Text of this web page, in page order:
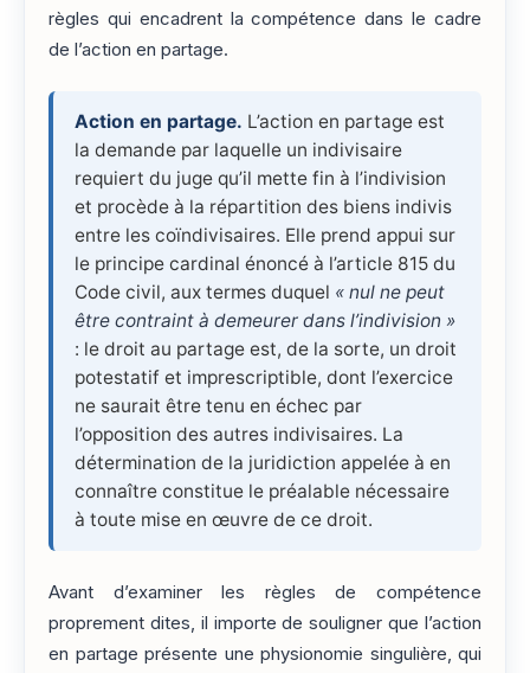
règles qui encadrent la compétence dans le cadre
de l’action en partage.
Action en partage. L’action en partage est
la demande par laquelle un indivisaire
requiert du juge qu’il mette fin à l’indivision
et procède à la répartition des biens indivis
entre les coïndivisaires. Elle prend appui sur
le principe cardinal énoncé à l’article 815 du
Code civil, aux termes duquel « nul ne peut
être contraint à demeurer dans l’indivision »
: le droit au partage est, de la sorte, un droit
potestatif et imprescriptible, dont l’exercice
ne saurait être tenu en échec par
l’opposition des autres indivisaires. La
détermination de la juridiction appelée à en
connaître constitue le préalable nécessaire
à toute mise en œuvre de ce droit.
Avant d’examiner les règles de compétence
proprement dites, il importe de souligner que l’action
en partage présente une physionomie singulière, qui